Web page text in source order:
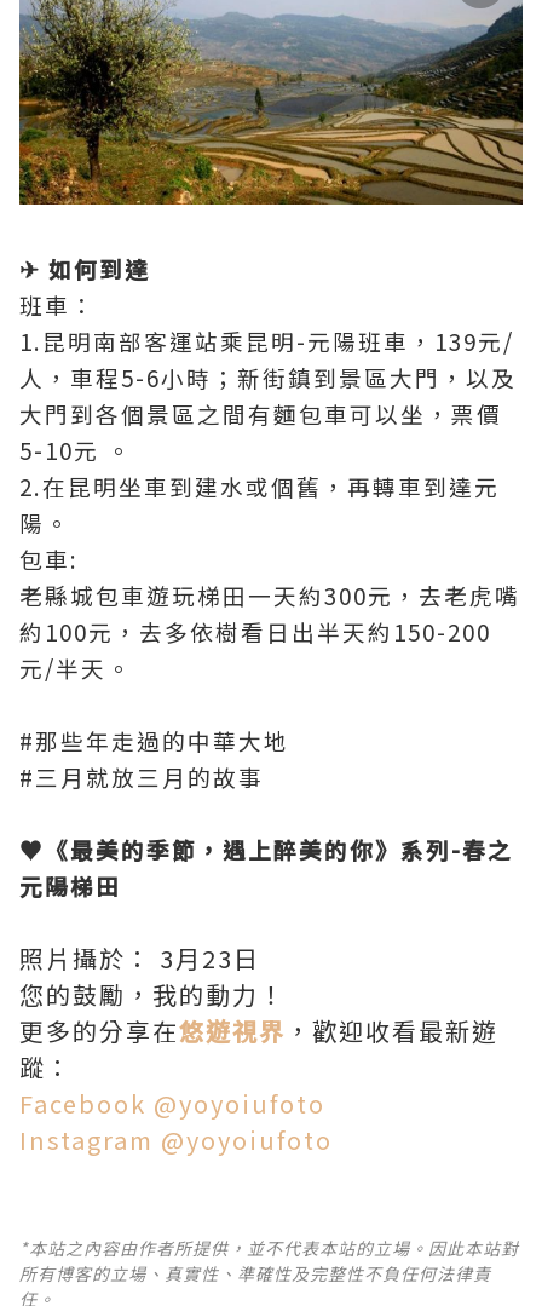
✈ 如何到達
班車：
1.昆明南部客運站乘昆明-元陽班車，139元/
人，車程5-6小時；新街鎮到景區大門，以及
大門到各個景區之間有麵包車可以坐，票價
5-10元 。
2.在昆明坐車到建水或個舊，再轉車到達元
陽。
包車:
老縣城包車遊玩梯田一天約300元，去老虎嘴
約100元，去多依樹看日出半天約150-200
元/半天。
#那些年走過的中華大地
#三月就放三月的故事
♥《最美的季節，遇上醉美的你》系列-春之
元陽梯田
照片攝於： 3月23日
您的鼓勵，我的動力！
更多的分享在悠遊視界 ，歡迎收看最新遊
蹤：
Facebook @yoyoiufoto
Instagram @yoyoiufoto
*本站之內容由作者所提供，並不代表本站的立場。因此本站對
所有博客的立場、真實性、準確性及完整性不負任何法律責
任。